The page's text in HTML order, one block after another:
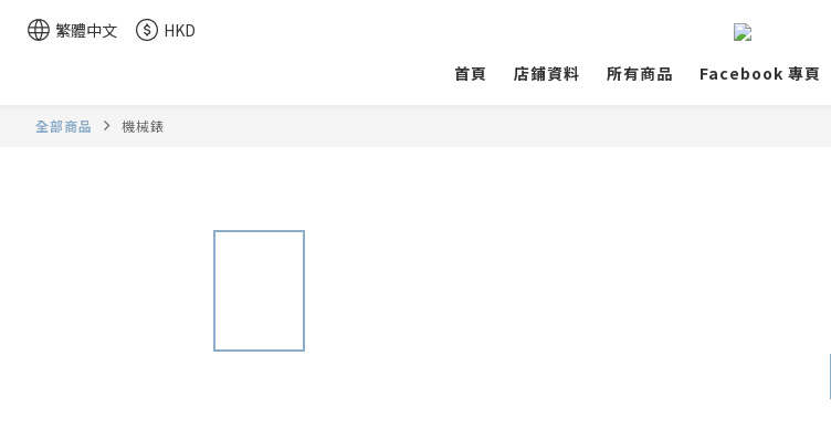
繁體中文 HKD
首頁
店鋪資料 所有商品 Facebook 專頁
全部商品 機械錶